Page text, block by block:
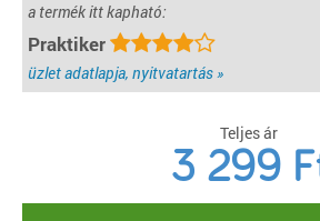
a termék itt kapható:
Praktiker
üzlet adatlapja, nyitvatartás »
Teljes ár
3 299